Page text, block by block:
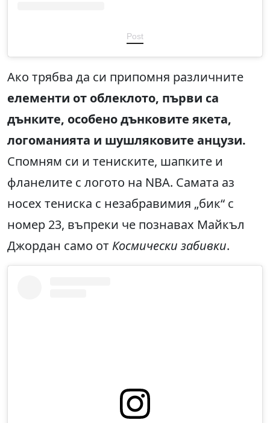
Post
Ако трябва да си припомня различните
елементи от облеклото, първи са
дънките, особено дънковите якета,
логоманията и шушляковите анцузи.
Спомням си и тениските, шапките и
фланелите с логото на NBA. Самата аз
носех тениска с незабравимия „бик“ с
номер 23, въпреки че познавах Майкъл
Джордан само от Космически забивки.